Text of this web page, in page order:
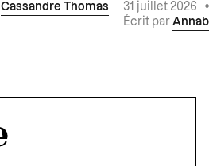
Cassandre Thomas 31 juillet 2026
Écrit par